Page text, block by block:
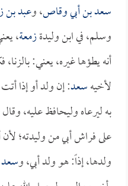
سعد بن أبي وقاص، وعبد بن
وسلم، في ابن وليدةزمعة،
أنه يطؤها غيره، يعني:
لأخيهسعد: إن ولد أو إذا
به ليرعاه وليحافظ عليه، وقال
على فراش أبي من وليدته؛
ولدها، إذاً: هو ولد أبي، و